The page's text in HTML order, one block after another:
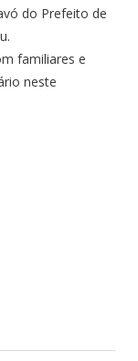
do Prefeito de
familiares e
neste